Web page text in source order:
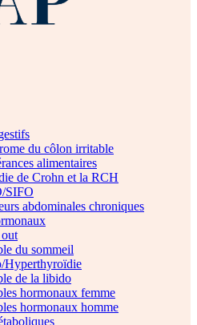
du côlon irritable
alimentaires
de Crohn et la RCH
SIFO
abdominales chroniques
du sommeil
Hyperthyroïdie
de la libido
hormonaux femme
hormonaux homme